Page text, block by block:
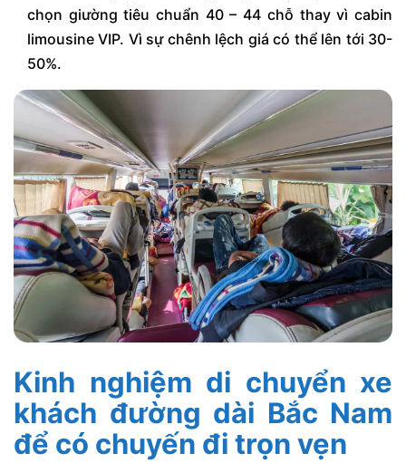
chọn giường tiêu chuẩn 40 – 44 chỗ thay vì cabin
limousine VIP. Vì sự chênh lệch giá có thể lên tới 30-
50%.
Kinh nghiệm di chuyển xe
khách đường dài Bắc Nam
để có chuyến đi trọn vẹn